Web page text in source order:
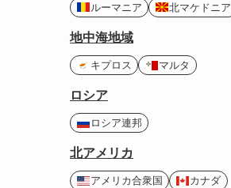
ルーマニア
北マケドニア
地中海地域
キプロス マルタ
ロシア
ロシア連邦
北アメリカ
アメリカ合衆国 カナダ